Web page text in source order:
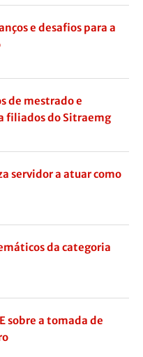
e desafios para a
de mestrado e
filiados do Sitraemg
servidor a atuar como
da categoria
sobre a tomada de